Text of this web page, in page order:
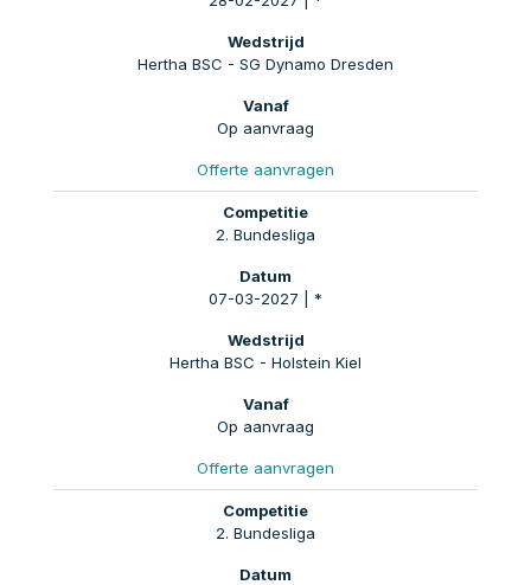
Hertha BSC - SG Dynamo Dresden
Op aanvraag
Offerte aanvragen
2. Bundesliga
07-03-2027 | *
Hertha BSC - Holstein Kiel
Op aanvraag
Offerte aanvragen
2. Bundesliga